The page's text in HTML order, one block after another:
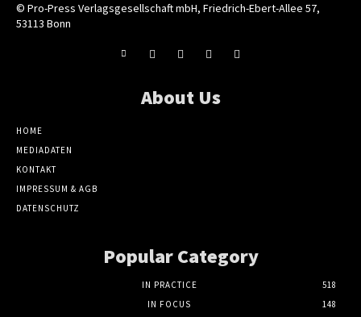
© Pro-Press Verlagsgesellschaft mbH, Friedrich-Ebert-Allee 57,
53113 Bonn
About Us
HOME
MEDIADATEN
KONTAKT
IMPRESSUM & AGB
DATENSCHUTZ
Popular Category
IN PRACTICE
518
IN FOCUS
148